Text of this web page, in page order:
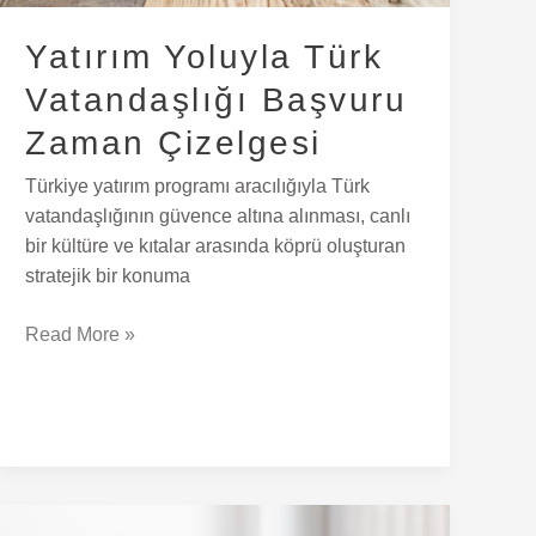
Yatırım Yoluyla Türk
Vatandaşlığı Başvuru
Zaman Çizelgesi
Türkiye yatırım programı aracılığıyla Türk
vatandaşlığının güvence altına alınması, canlı
bir kültüre ve kıtalar arasında köprü oluşturan
stratejik bir konuma
Read More »